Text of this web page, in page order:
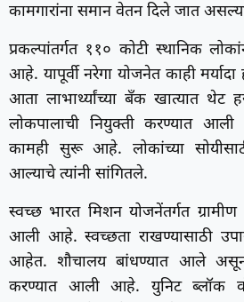
कामगारांना समान वेतन दिले जात
प्रकल्पांतर्गत ११० कोटी स्थानिक
आहे. यापूर्वी नरेगा योजनेत काही
आता लाभार्थ्यांच्या बँक खात्यात
लोकपालाची नियुक्ती करण्यात
कामही सुरू आहे. लोकांच्या
आल्याचे त्यांनी सांगितले.
स्वच्छ भारत मिशन योजनेंतर्गत
आली आहे. स्वच्छता राखण्यासाठी
आहेत. शौचालय बांधण्यात आले असून
करण्यात आली आहे. युनिट ब्लॉक